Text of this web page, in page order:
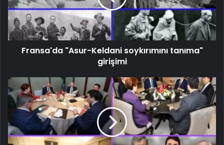
Fransa'da "Asur-Keldani soykırımını tanıma"
girişimi